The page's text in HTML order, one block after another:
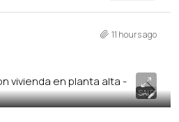
11 hours ago
SALE